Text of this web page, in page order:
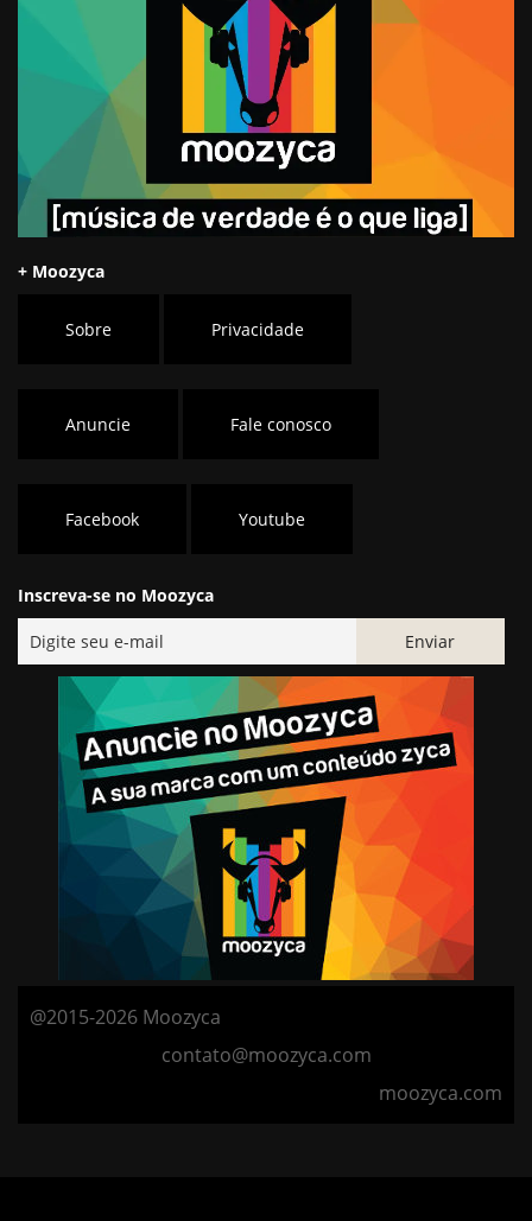
+ Moozyca
Sobre Privacidade
Anuncie Fale conosco
Facebook Youtube
Inscreva-se no Moozyca
@2015-2026 Moozyca
contato@moozyca.com
moozyca.com